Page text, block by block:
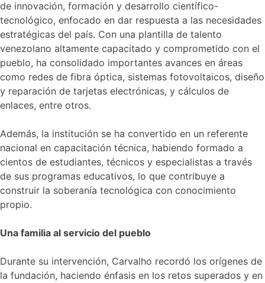
de innovación, formación y desarrollo científico-
tecnológico, enfocado en dar respuesta a las necesidades
estratégicas del país. Con una plantilla de talento
venezolano altamente capacitado y comprometido con el
pueblo, ha consolidado importantes avances en áreas
como redes de fibra óptica, sistemas fotovoltaicos, diseño
y reparación de tarjetas electrónicas, y cálculos de
enlaces, entre otros.
Además, la institución se ha convertido en un referente
nacional en capacitación técnica, habiendo formado a
cientos de estudiantes, técnicos y especialistas a través
de sus programas educativos, lo que contribuye a
construir la soberanía tecnológica con conocimiento
propio.
Una familia al servicio del pueblo
Durante su intervención, Carvalho recordó los orígenes de
la fundación, haciendo énfasis en los retos superados y en